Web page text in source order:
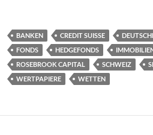
BANKEN CREDIT SUISSE
FONDS
HEDGEFONDS
ROSEBROOK CAPITAL
SCHWEIZ
WERTPAPIERE
WETTEN